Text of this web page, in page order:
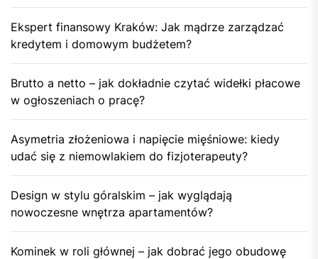
Ekspert finansowy Kraków: Jak mądrze zarządzać
kredytem i domowym budżetem?
Brutto a netto – jak dokładnie czytać widełki płacowe
w ogłoszeniach o pracę?
Asymetria złożeniowa i napięcie mięśniowe: kiedy
udać się z niemowlakiem do fizjoterapeuty?
Design w stylu góralskim – jak wyglądają
nowoczesne wnętrza apartamentów?
Kominek w roli głównej – jak dobrać jego obudowę